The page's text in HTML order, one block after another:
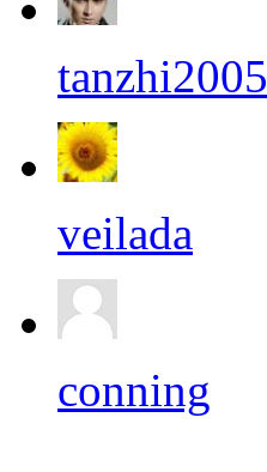
tanzhi2005
veilada
conning